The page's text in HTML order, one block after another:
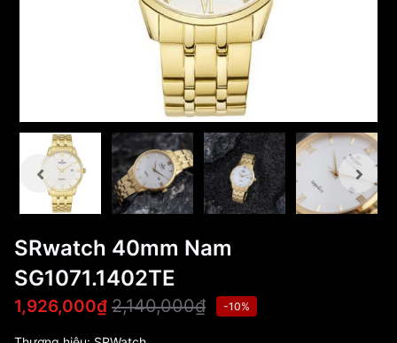
SRwatch 40mm Nam
SG1071.1402TE
1,926,000₫ 2,140,000₫ -10%